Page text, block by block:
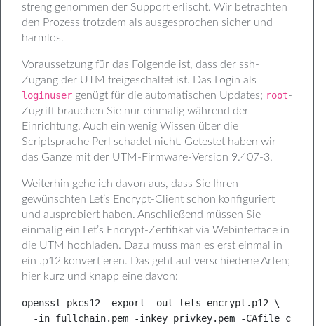
streng genommen der Support erlischt. Wir betrachten
den Prozess trotzdem als ausgesprochen sicher und
harmlos.
Voraussetzung für das Folgende ist, dass der ssh-
Zugang der UTM freigeschaltet ist. Das Login als
loginuser genügt für die automatischen Updates; root-
Zugriff brauchen Sie nur einmalig während der
Einrichtung. Auch ein wenig Wissen über die
Scriptsprache Perl schadet nicht. Getestet haben wir
das Ganze mit der UTM-Firmware-Version 9.407-3.
Weiterhin gehe ich davon aus, dass Sie Ihren
gewünschten Let’s Encrypt-Client schon konfiguriert
und ausprobiert haben. Anschließend müssen Sie
einmalig ein Let’s Encrypt-Zertifikat via Webinterface in
die UTM hochladen. Dazu muss man es erst einmal in
ein .p12 konvertieren. Das geht auf verschiedene Arten;
hier kurz und knapp eine davon:
openssl pkcs12 -export -out lets-encrypt.p12 \
-in fullchain.pem -inkey privkey.pem -CAfile